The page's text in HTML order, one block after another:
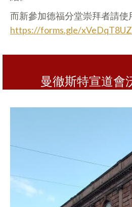
而新參加德福分堂崇拜者請使
https://forms.gle/
曼徹斯特宣道會